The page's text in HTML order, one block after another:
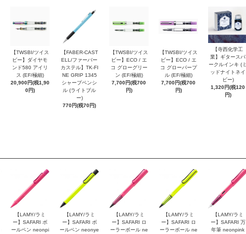
【TWSBI/ツイス
ビー】ダイヤモ
ンド580 アイリ
ス (EF/極細)
20,900円(税1,90
0円)
【FABER-CAST
ELL/ファーバー
カステル】TK-FI
NE GRIP 1345
シャープペンシ
ル (ライトブル
ー)
770円(税70円)
【TWSBI/ツイス
ビー】ECO / エ
コ グローグリー
ン (EF/極細)
7,700円(税700
円)
【TWSBI/ツイス
ビー】ECO / エ
コ グローパープ
ル (EF/極細)
7,700円(税700
円)
【寺西化学工
業】ギタースパ
ークルインキ (ミ
ッドナイトネイ
ビー)
1,320円(税120
円)
【LAMY/ラミ
ー】SAFARI ボ
ールペン neonpi
【LAMY/ラミ
ー】SAFARI ボ
ールペン neonye
【LAMY/ラミ
ー】SAFARI ロ
ーラーボール ne
【LAMY/ラミ
ー】SAFARI ロ
ーラーボール ne
【LAMY/ラミ
ー】SAFARI 万
年筆 neonpink